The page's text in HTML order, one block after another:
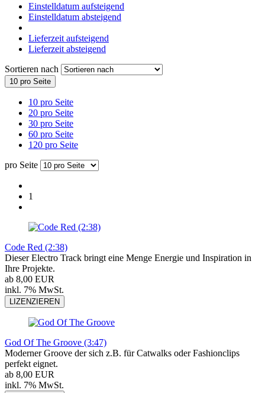
Einstelldatum aufsteigend
Einstelldatum absteigend
Lieferzeit aufsteigend
Lieferzeit absteigend
Sortieren nach
10 pro Seite
10 pro Seite
20 pro Seite
30 pro Seite
60 pro Seite
120 pro Seite
pro Seite
1
Code Red (2:38)
Dieser Electro Track bringt eine Menge Energie und Inspiration in
Ihre Projekte.
ab 8,00 EUR
inkl. 7% MwSt.
LIZENZIEREN
God Of The Groove (3:47)
Moderner Groove der sich z.B. für Catwalks oder Fashionclips
perfekt eignet.
ab 8,00 EUR
inkl. 7% MwSt.